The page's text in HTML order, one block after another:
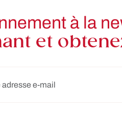
à la
et